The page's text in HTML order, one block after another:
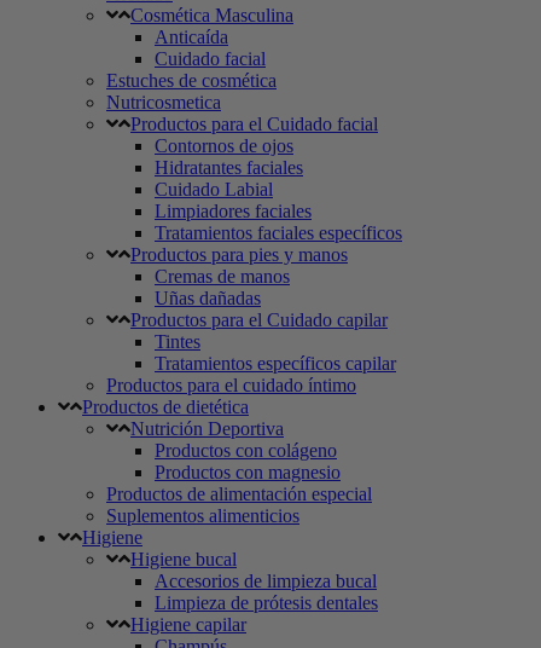
Cosmética Masculina
Anticaída
Cuidado facial
Estuches de cosmética
Nutricosmetica
Productos para el Cuidado facial
Contornos de ojos
Hidratantes faciales
Cuidado Labial
Limpiadores faciales
Tratamientos faciales específicos
Productos para pies y manos
Cremas de manos
Uñas dañadas
Productos para el Cuidado capilar
Tintes
Tratamientos específicos capilar
Productos para el cuidado íntimo
Productos de dietética
Nutrición Deportiva
Productos con colágeno
Productos con magnesio
Productos de alimentación especial
Suplementos alimenticios
Higiene
Higiene bucal
Accesorios de limpieza bucal
Limpieza de prótesis dentales
Higiene capilar